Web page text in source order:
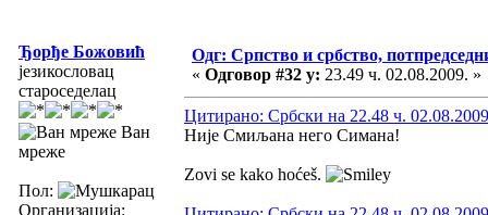
Ђорђе Божовић
језикословац
староседелац
Ван
мреже
Пол:
Организација:
Одг: Српство и србство,
« Одговор #32 у: 23.49 ч. 02.08.2009. »
Цитирано: Србски на 22.48 ч.
Није Смиљана него Симана!
Zovi se kako hoćeš.